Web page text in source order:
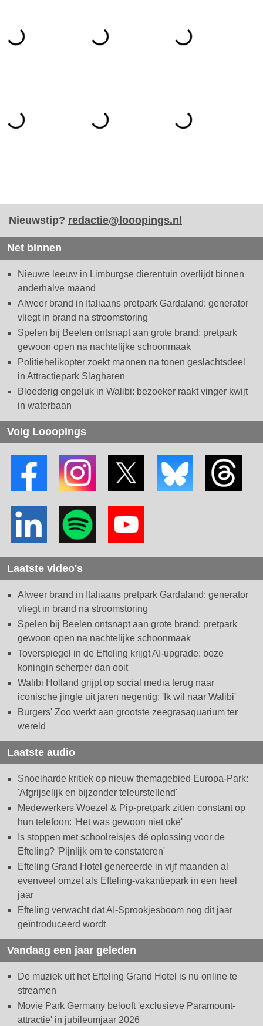
Nieuwstip? redactie@looopings.nl
Net binnen
Nieuwe leeuw in Limburgse dierentuin overlijdt binnen
anderhalve maand
Alweer brand in Italiaans pretpark Gardaland: generator
vliegt in brand na stroomstoring
Spelen bij Beelen ontsnapt aan grote brand: pretpark
gewoon open na nachtelijke schoonmaak
Politiehelikopter zoekt mannen na tonen geslachtsdeel
in Attractiepark Slagharen
Bloederig ongeluk in Walibi: bezoeker raakt vinger kwijt
in waterbaan
Volg Looopings
Laatste video's
Alweer brand in Italiaans pretpark Gardaland: generator
vliegt in brand na stroomstoring
Spelen bij Beelen ontsnapt aan grote brand: pretpark
gewoon open na nachtelijke schoonmaak
Toverspiegel in de Efteling krijgt AI-upgrade: boze
koningin scherper dan ooit
Walibi Holland grijpt op social media terug naar
iconische jingle uit jaren negentig: 'Ik wil naar Walibi'
Burgers' Zoo werkt aan grootste zeegrasaquarium ter
wereld
Laatste audio
Snoeiharde kritiek op nieuw themagebied Europa-Park:
'Afgrijselijk en bijzonder teleurstellend'
Medewerkers Woezel & Pip-pretpark zitten constant op
hun telefoon: 'Het was gewoon niet oké'
Is stoppen met schoolreisjes dé oplossing voor de
Efteling? 'Pijnlijk om te constateren'
Efteling Grand Hotel genereerde in vijf maanden al
evenveel omzet als Efteling-vakantiepark in een heel
jaar
Efteling verwacht dat AI-Sprookjesboom nog dit jaar
geïntroduceerd wordt
Vandaag een jaar geleden
De muziek uit het Efteling Grand Hotel is nu online te
streamen
Movie Park Germany belooft 'exclusieve Paramount-
attractie' in jubileumjaar 2026